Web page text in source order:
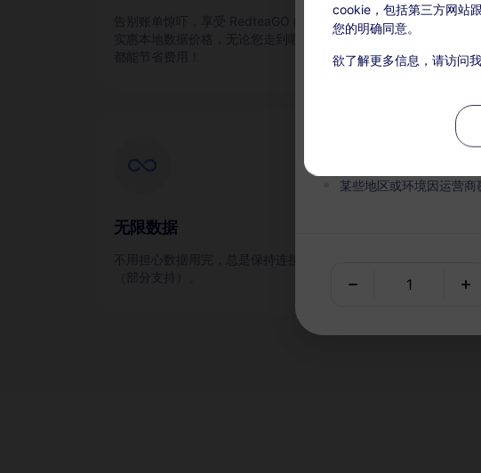
通过手机顺利快速
无限数据
通话和短信eSIM套
本服务无需SIM卡，购
在有效期内，套餐流量
某些地区或环境因运营商
cookie，包括第三方网站
您的明确同意。
欲了解更多信息，请访问